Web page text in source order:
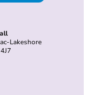
Lakeshore